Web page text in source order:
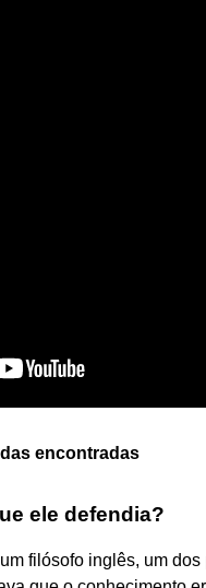
encontradas
ele defendia?
filósofo inglês, um